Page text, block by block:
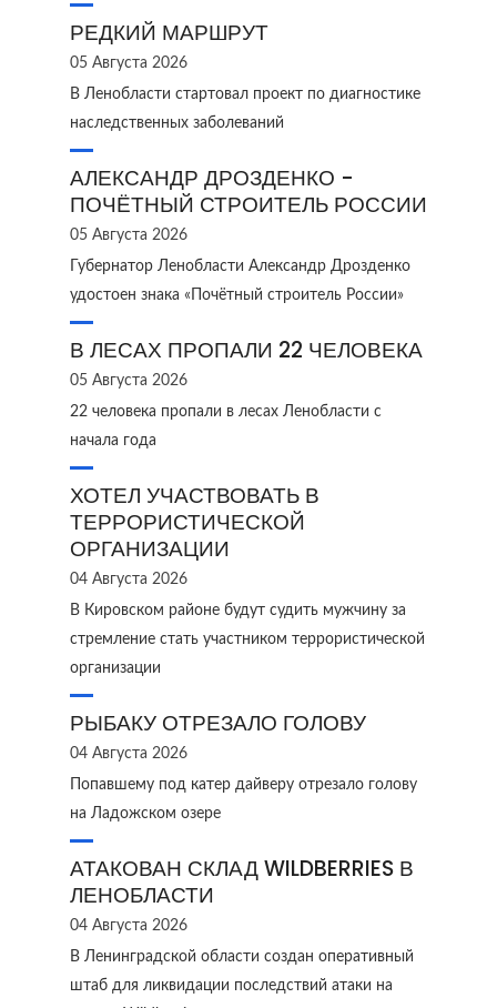
РЕДКИЙ МАРШРУТ
05 Августа 2026
В Ленобласти стартовал проект по диагностике
наследственных заболеваний
АЛЕКСАНДР ДРОЗДЕНКО -
ПОЧЁТНЫЙ СТРОИТЕЛЬ РОССИИ
05 Августа 2026
Губернатор Ленобласти Александр Дрозденко
удостоен знака «Почётный строитель России»
В ЛЕСАХ ПРОПАЛИ 22 ЧЕЛОВЕКА
05 Августа 2026
22 человека пропали в лесах Ленобласти с
начала года
ХОТЕЛ УЧАСТВОВАТЬ В
ТЕРРОРИСТИЧЕСКОЙ
ОРГАНИЗАЦИИ
04 Августа 2026
В Кировском районе будут судить мужчину за
стремление стать участником террористической
организации
РЫБАКУ ОТРЕЗАЛО ГОЛОВУ
04 Августа 2026
Попавшему под катер дайверу отрезало голову
на Ладожском озере
АТАКОВАН СКЛАД WILDBERRIES В
ЛЕНОБЛАСТИ
04 Августа 2026
В Ленинградской области создан оперативный
штаб для ликвидации последствий атаки на